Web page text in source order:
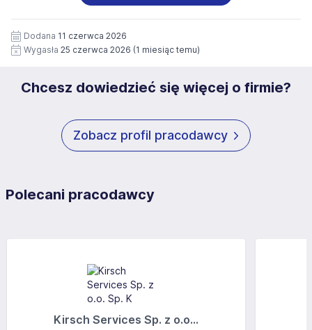
siedziby administratora.
https://www.workprofit.pl/klauzula-informacyjna.html
wizerunku), na potrzeby przyszłych rekrutacji przez okres
12 miesięcy. Zgoda jest dobrowolna i może być w każdym
czasie wycofana.
Dodana 11 czerwca 2026
Wygasła 25 czerwca 2026 (1 miesiąc temu)
Chcesz dowiedzieć się więcej o firmie?
Zobacz profil pracodawcy
Polecani pracodawcy
Kirsch Services Sp. z o.o...